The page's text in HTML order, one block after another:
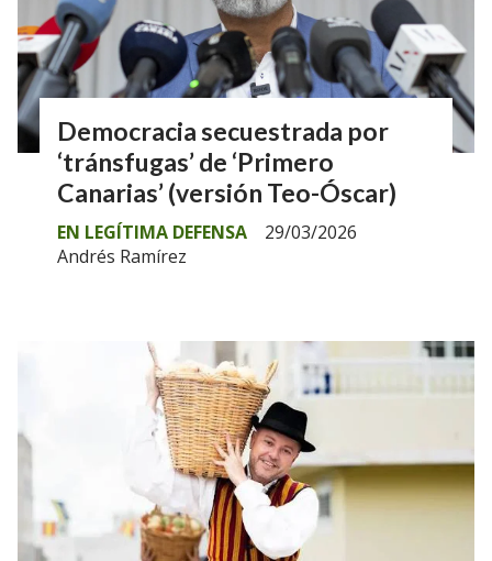
Democracia secuestrada por
‘tránsfugas’ de ‘Primero
Canarias’ (versión Teo-Óscar)
Andrés Ramírez
EN LEGÍTIMA DEFENSA 29/03/2026